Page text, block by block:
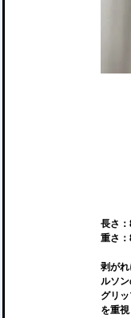
長さ：
重さ：
剥が
ルソ
グリ
を重